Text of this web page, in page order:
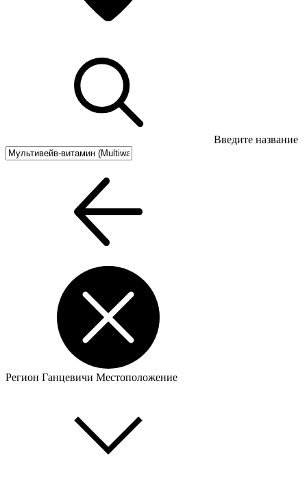
Введите название
Регион Ганцевичи Местоположение